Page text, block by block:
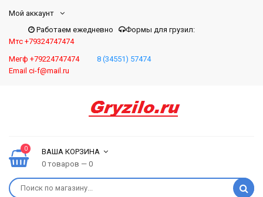
Мой аккаунт
Работаем ежедневно
Формы для грузил:
Мтс +79324747474
Мегф +79224747474
8 (34551) 57474
Email ci-f@mail.ru
0
ВАША КОРЗИНА
0 товаров — 0